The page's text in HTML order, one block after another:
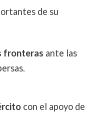
de su
fronteras ante las
con el apoyo de